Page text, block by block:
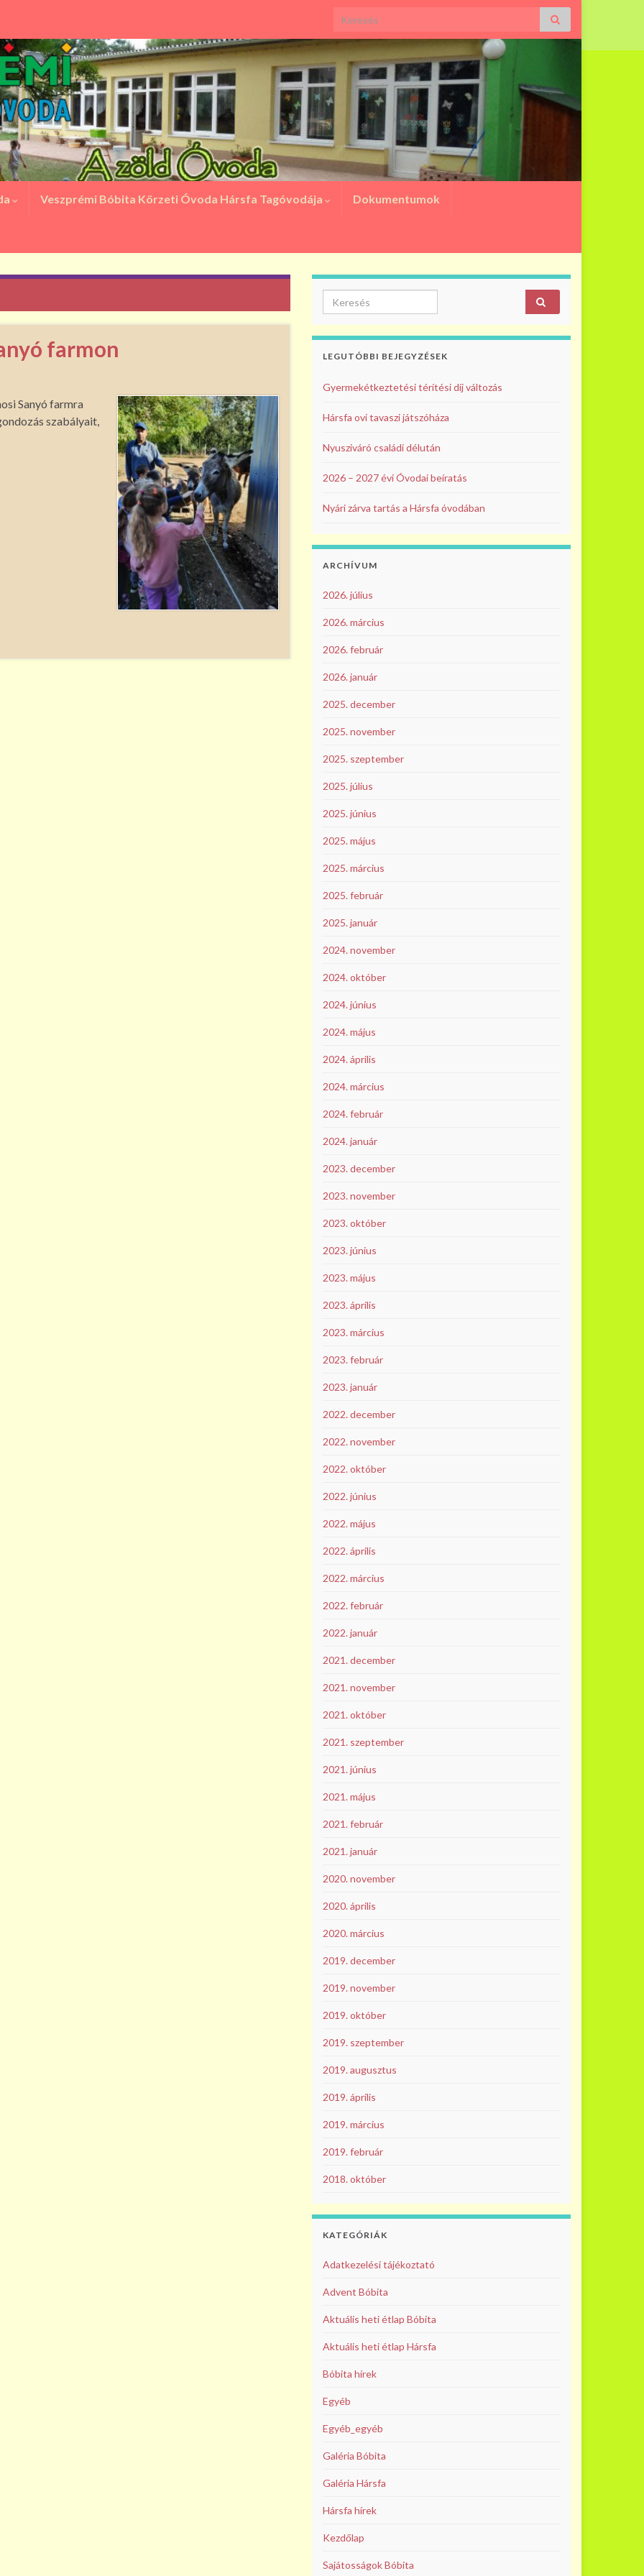
Search for:
Veszprémi Bóbita Körzeti Óvoda Hársfa Tagóvodája Dokumentumok
farmon
Sanyó farmra
szabályait,
Search for:
LEGUTÓBBI BEJEGYZÉSEK
Gyermekétkeztetési térítési díj változás
Hársfa ovi tavaszi játszóháza
Nyusziváró családi délután
2026 – 2027 évi Óvodai beíratás
Nyári zárva tartás a Hársfa óvodában
ARCHÍVUM
2026. július
2026. március
2026. február
2026. január
2025. december
2025. november
2025. szeptember
2025. július
2025. június
2025. május
2025. március
2025. február
2025. január
2024. november
2024. október
2024. június
2024. május
2024. április
2024. március
2024. február
2024. január
2023. december
2023. november
2023. október
2023. június
2023. május
2023. április
2023. március
2023. február
2023. január
2022. december
2022. november
2022. október
2022. június
2022. május
2022. április
2022. március
2022. február
2022. január
2021. december
2021. november
2021. október
2021. szeptember
2021. június
2021. május
2021. február
2021. január
2020. november
2020. április
2020. március
2019. december
2019. november
2019. október
2019. szeptember
2019. augusztus
2019. április
2019. március
2019. február
2018. október
KATEGÓRIÁK
Adatkezelési tájékoztató
Advent Bóbita
Aktuális heti étlap Bóbita
Aktuális heti étlap Hársfa
Bóbita hírek
Egyéb
Egyéb_egyéb
Galéria Bóbita
Galéria Hársfa
Hársfa hírek
Kezdőlap
Sajátosságok Bóbita